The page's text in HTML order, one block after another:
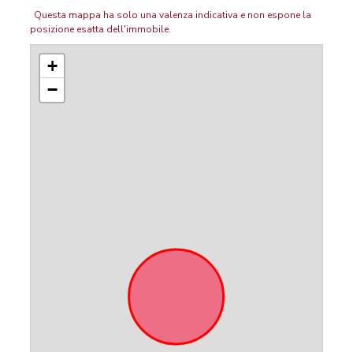
Questa mappa ha solo una valenza indicativa e non espone la
posizione esatta dell'immobile.
+
−